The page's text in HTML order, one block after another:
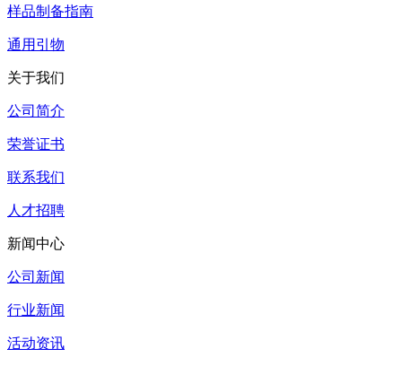
样品制备指南
通用引物
关于我们
公司简介
荣誉证书
联系我们
人才招聘
新闻中心
公司新闻
行业新闻
活动资讯